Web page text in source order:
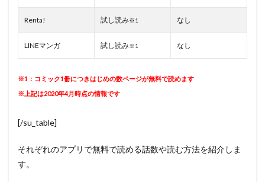
Renta! 試し読み※1 なし
LINEマンガ 試し読み※1 なし
※1：コミック1冊につきはじめの数ページが無料で読めます
※上記は2020年4月時点の情報です
[/su_table]
それぞれのアプリで無料で読める話数や読む方法を紹介しま
す。